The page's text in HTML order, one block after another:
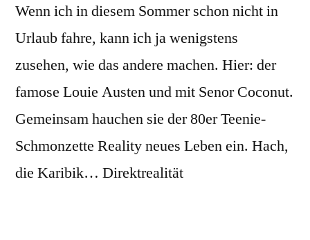
Wenn ich in diesem Sommer schon nicht in
Urlaub fahre, kann ich ja wenigstens
zusehen, wie das andere machen. Hier: der
famose Louie Austen und mit Senor Coconut.
Gemeinsam hauchen sie der 80er Teenie-
Schmonzette Reality neues Leben ein. Hach,
die Karibik… Direktrealität